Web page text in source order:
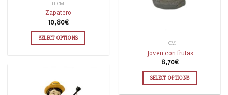
11 CM
Zapatero
10,80€
SELECT OPTIONS
11 CM
Joven con frutas
8,70€
SELECT OPTIONS